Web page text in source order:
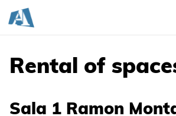
Rental of
Sala 1 Ramon